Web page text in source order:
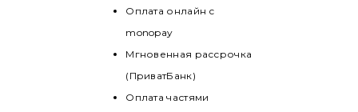
Оплата онлайн с
monopay
Мгновенная рассрочка
(ПриватБанк)
Оплата частями